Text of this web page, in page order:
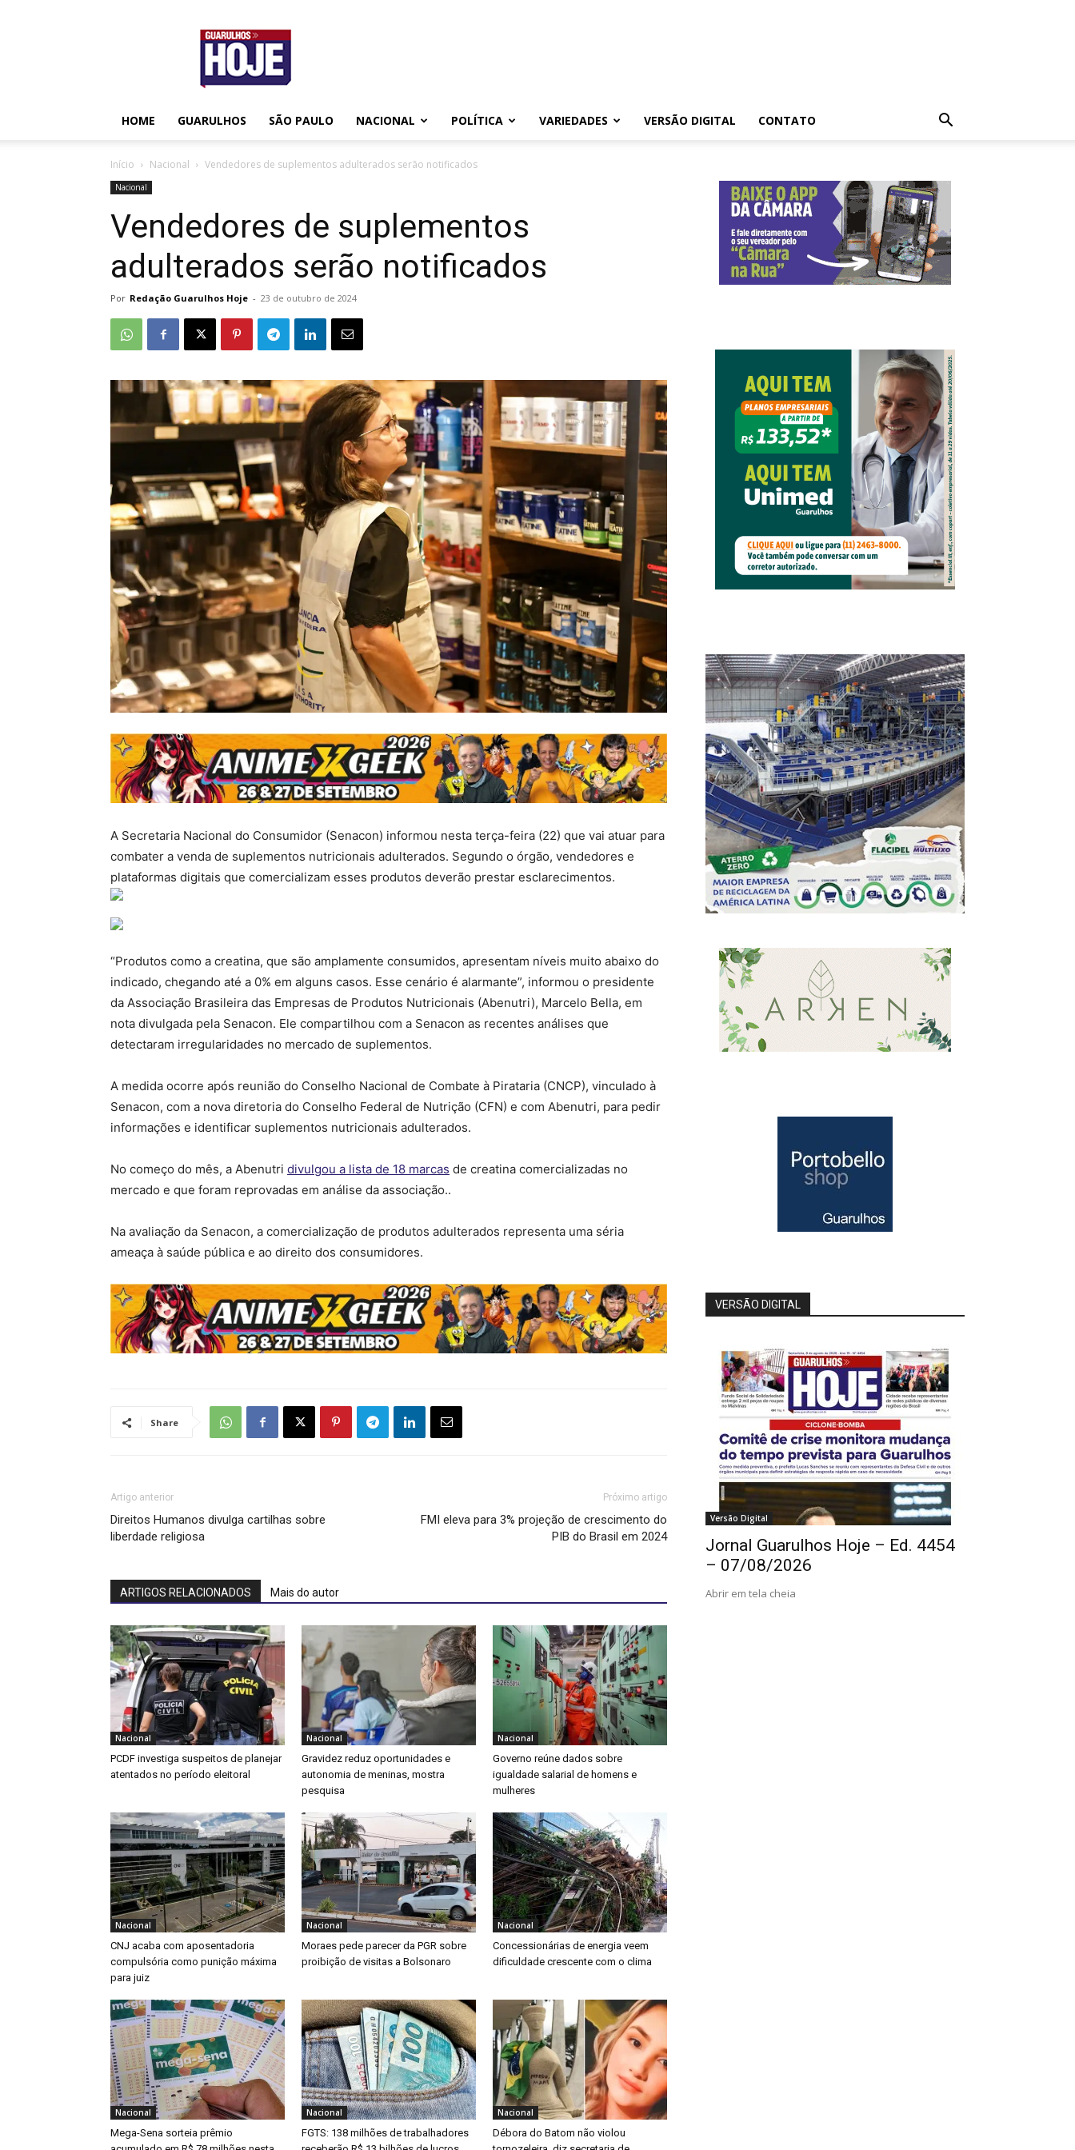
Guarulhos
Hoje
HOME GUARULHOS SÃO PAULO NACIONAL POLÍTICA VARIEDADES VERSÃO DIGITAL CONTATO
Início Nacional Vendedores de suplementos adulterados serão notificados
Nacional
Vendedores de suplementos
adulterados serão notificados
Por Redação Guarulhos Hoje - 23 de outubro de 2024
A Secretaria Nacional do Consumidor (Senacon) informou nesta terça-feira (22) que vai atuar para
combater a venda de suplementos nutricionais adulterados. Segundo o órgão, vendedores e
plataformas digitais que comercializam esses produtos deverão prestar esclarecimentos.
“Produtos como a creatina, que são amplamente consumidos, apresentam níveis muito abaixo do
indicado, chegando até a 0% em alguns casos. Esse cenário é alarmante”, informou o presidente
da Associação Brasileira das Empresas de Produtos Nutricionais (Abenutri), Marcelo Bella, em
nota divulgada pela Senacon. Ele compartilhou com a Senacon as recentes análises que
detectaram irregularidades no mercado de suplementos.
A medida ocorre após reunião do Conselho Nacional de Combate à Pirataria (CNCP), vinculado à
Senacon, com a nova diretoria do Conselho Federal de Nutrição (CFN) e com Abenutri, para pedir
informações e identificar suplementos nutricionais adulterados.
No começo do mês, a Abenutri divulgou a lista de 18 marcas de creatina comercializadas no
mercado e que foram reprovadas em análise da associação..
Na avaliação da Senacon, a comercialização de produtos adulterados representa uma séria
ameaça à saúde pública e ao direito dos consumidores.
Share
Artigo anterior
Direitos Humanos divulga cartilhas sobre
liberdade religiosa
Próximo artigo
FMI eleva para 3% projeção de crescimento do
PIB do Brasil em 2024
ARTIGOS RELACIONADOS Mais do autor
Nacional
PCDF investiga suspeitos de planejar
atentados no período eleitoral
Nacional
Gravidez reduz oportunidades e
autonomia de meninas, mostra
pesquisa
Nacional
Governo reúne dados sobre
igualdade salarial de homens e
mulheres
Nacional
CNJ acaba com aposentadoria
compulsória como punição máxima
para juiz
Nacional
Moraes pede parecer da PGR sobre
proibição de visitas a Bolsonaro
Nacional
Concessionárias de energia veem
dificuldade crescente com o clima
Nacional
Mega-Sena sorteia prêmio
Nacional
FGTS: 138 milhões de trabalhadores
Nacional
Débora do Batom não violou
VERSÃO DIGITAL
Versão Digital
Jornal Guarulhos Hoje – Ed. 4454
– 07/08/2026
Abrir em tela cheia